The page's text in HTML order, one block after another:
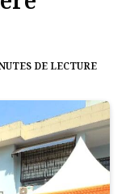
DE LECTURE